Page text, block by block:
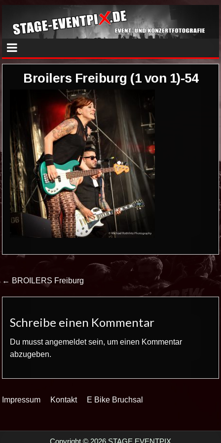
Broilers Freiburg (1 von 1)-54
Beitrags-
Navigation
← BROILERS Freiburg
Schreibe einen Kommentar
Du musstangemeldetsein, um einen Kommentar
abzugeben.
Impressum Kontakt E Bike Bruchsal
Copyright © 2026 STAGE EVENTPIX